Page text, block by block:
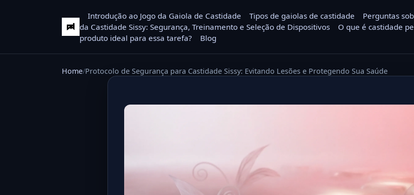
Introdução ao Jogo da Gaiola de Castidade Tipos de gaiolas de castidade Perguntas
da Castidade Sissy: Segurança, Treinamento e Seleção de Dispositivos
O que é castidade
produto ideal para essa tarefa?
Blog
Home Protocolo de Segurança para Castidade Sissy: Evitando Lesões e Protegendo Sua Saúde